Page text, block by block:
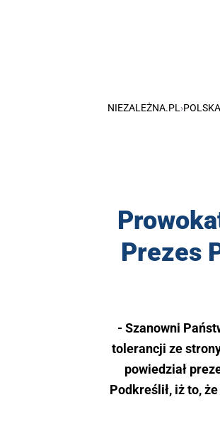
NIEZALEŻNA.PL ›POLSKA
Prezes
- Szanowni
tolerancji ze
powiedział
Podkreślił, iż to,